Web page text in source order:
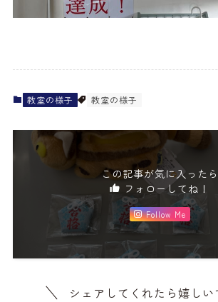
教室の様子 教室の様子
この記事が気に入ったら
フォローしてね！
Follow Me
シェアしてくれたら嬉しい